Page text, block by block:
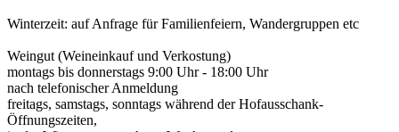
Winterzeit: auf Anfrage für Familienfeiern, Wandergruppen etc
Weingut (Weineinkauf und Verkostung)
montags bis donnerstags 9:00 Uhr - 18:00 Uhr
nach telefonischer Anmeldung
freitags, samstags, sonntags während der Hofausschank-
Öffnungszeiten,